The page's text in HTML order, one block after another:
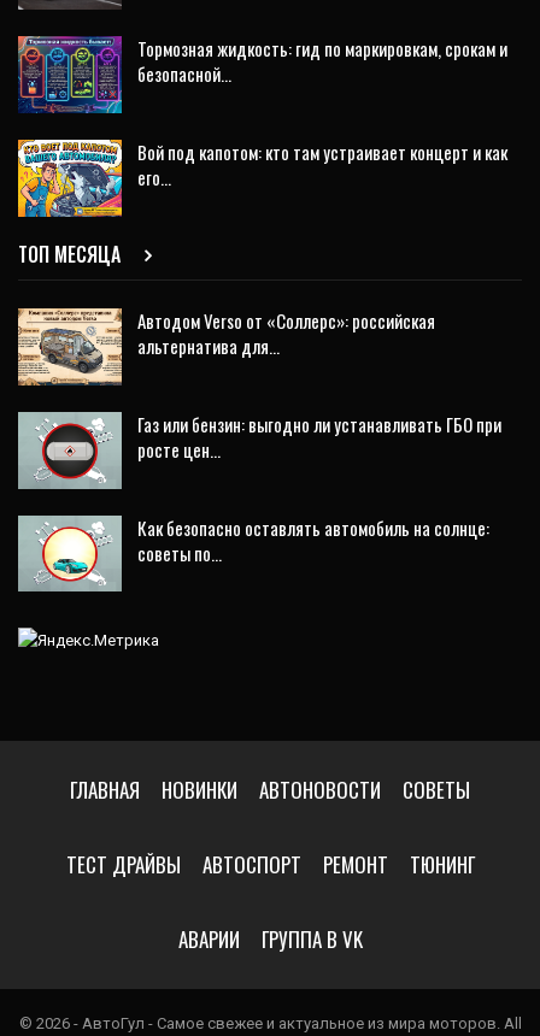
Тормозная жидкость: гид по маркировкам, срокам и
безопасной…
Вой под капотом: кто там устраивает концерт и как
его…
ТОП МЕСЯЦА
Автодом Verso от «Соллерс»: российская
альтернатива для…
Газ или бензин: выгодно ли устанавливать ГБО при
росте цен…
Как безопасно оставлять автомобиль на солнце:
советы по…
ГЛАВНАЯ НОВИНКИ АВТОНОВОСТИ СОВЕТЫ
ТЕСТ ДРАЙВЫ АВТОСПОРТ РЕМОНТ ТЮНИНГ
АВАРИИ ГРУППА В VK
© 2026 - АвтоГул - Самое свежее и актуальное из мира моторов. All